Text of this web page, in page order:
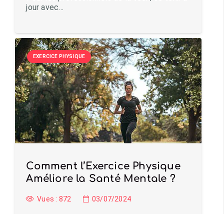
jour avec…
EXERCICE PHYSIQUE
Comment l’Exercice Physique
Améliore la Santé Mentale ?
Vues : 872 03/07/2024